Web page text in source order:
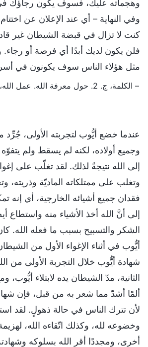
وهجماته عليك، فسوف يكون رجاؤك
وفي النهاية – أي عند الإعلان عن
كنت لا تزال في قبضة الشيطان غير
فلن يكون لديك أبدًا أي فرصة أو رجاء.
مثل هؤلاء الناس سوف يكونون في أسر
– الكلمة، ج. 2. حول معرفة الله.
عندما خضع أيُّوب لتجربته الأولى، جُرِّد
وجميع أولاده، لكنه لم يسقط ولم
إلى الله نتيجةً لذلك. لقد تغلّب على
وتغلب على ممتلكاته الماديّة وذريته،
فقدان جميع أشيائه الخارجية، أي إنه
إلى أنَّ الله أخذ الأشياء منه واستطاع
الشكر والتسبيح بسبب ما فعله الله.
أيُّوب في أثناء الإغواء الأول من
شهادة أيُّوب خلال التجربة الأولى من
الثانية، مدّ الشيطان يده لابتلاء أيُّوب،
ألمًا أشدّ مما شعر به من قبل، فإن
لأن تترك الناس في حالة ذهولٍ. لقد
وخضوعه لله، وكذلك اتّقاءه الله،
أخرى، ومجددًا أقر الله بسلوكه